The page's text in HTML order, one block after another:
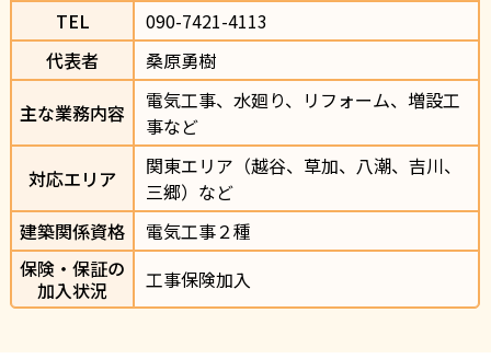
TEL
090-7421-4113
代表者
桑原勇樹
主な業務内容
電気工事、水廻り、リフォーム、増設工
事など
対応エリア
関東エリア（越谷、草加、八潮、吉川、
三郷）など
建築関係資格
電気工事２種
保険・保証の
加入状況
工事保険加入